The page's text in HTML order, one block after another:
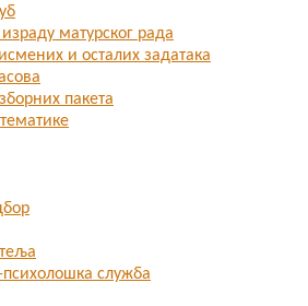
израду матурског рада
и осталих задатака
пакета
служба